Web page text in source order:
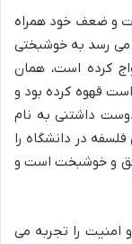
و ضعف خود همراه
می رسد به خوشبختی
کرده است، همان
قهوه کرده بود و
دوست داشتنی به نام
در دانشگاه را
و خوشبخت است و
امنیت را تجربه می